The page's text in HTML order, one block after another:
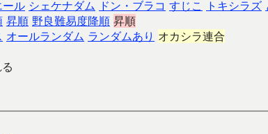
ール シェケナダム ドン・ブラコ すじこ トキシラズ
昇順 野良難易度降順 昇順
オールランダム ランダムあり オカシラ連合